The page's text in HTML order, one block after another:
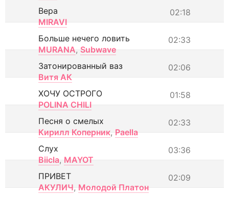
02:18
Вера
MIRAVI
02:33
Больше нечего ловить
MURANA, Subwave
02:06
Затонированный ваз
Витя АК
01:58
ХОЧУ ОСТРОГО
POLINA CHILI
02:33
Песня о смелых
Кирилл Коперник, Paella
03:36
Слух
Biicla, MAYOT
02:09
ПРИВЕТ
АКУЛИЧ, Молодой Платон